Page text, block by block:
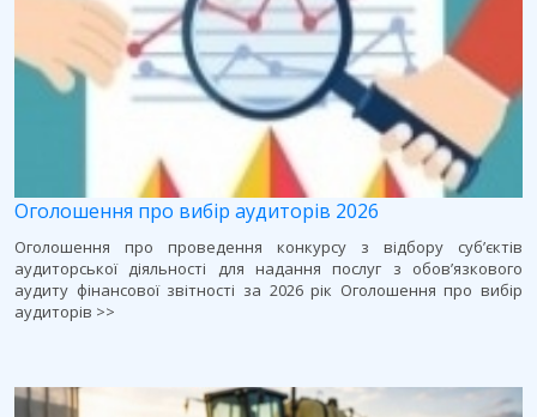
Оголошення про вибір аудиторів 2026
Оголошення про проведення конкурсу з відбору суб’єктів
аудиторської діяльності для надання послуг з обов’язкового
аудиту фінансової звітності за 2026 рік Оголошення про вибір
аудиторів >>